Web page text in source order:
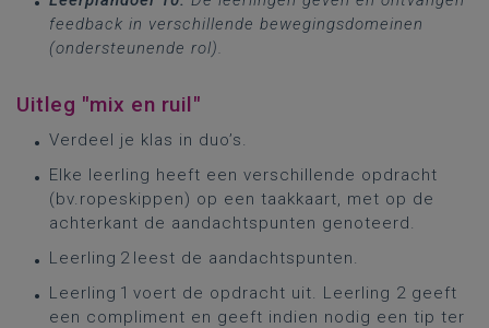
feedback in verschillende bewegingsdomeinen
(ondersteunende rol).
Uitleg "mix en ruil"
Verdeel je klas in duo’s.
Elke leerling heeft een verschillende opdracht
(bv. ropeskippen) op een taakkaart, met op de
achterkant de aandachtspunten genoteerd.
Leerling 2 leest de aandachtspunten.
Leerling 1 voert de opdracht uit. Leerling 2 geeft
een compliment en geeft indien nodig een tip ter